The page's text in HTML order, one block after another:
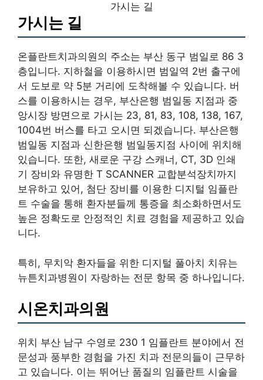
가시는 길
가시는 길
온플란트치과의원의 주소는 부산 동구 범일로 86 3
층입니다. 지하철을 이용하시면 범일역 2번 출구에
서 도보로 약 5분 거리에 도착해볼 수 있습니다. 버
스를 이용하시는 경우, 부산은행 범일동 지점과 중
앙시장 방면으로 가시는 23, 81, 83, 108, 138, 167,
1004번 버스를 타고 오시면 되겠습니다. 부산은행
범일동 지점과 신한은행 범일동지점 사이에 위치해
있습니다. 또한, 새로운 구강 스캐너, CT, 3D 인쇄
기 장비와 유명한 T SCANNER 교합분석장치까지
보유하고 있어, 첨단 장비를 이용한 디지털 임플란
트 수술을 통해 환자분들께 통증을 최소화하면서도
높은 정확도로 안정적인 치료 경험을 제공하고 있습
니다.
특히, 무치악 환자들을 위한 디지털 풀아치 치유는
뉴튼치과병원이 자랑하는 전문 항목 중 하나입니다.
시온치과의원
위치 부산 남구 수영로 230 1 임플란트 분야에서 전
문성과 풍부한 경험을 가진 치과 전문의들이 근무하
고 있습니다. 이는 뛰어난 품질의 임플란트 시술을